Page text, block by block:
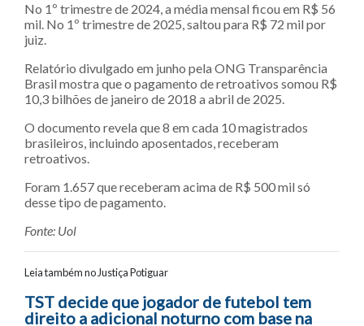
No 1º trimestre de 2024, a média mensal ficou em R$ 56
mil. No 1º trimestre de 2025, saltou para R$ 72 mil por
juiz.
Relatório divulgado em junho pela ONG Transparência
Brasil mostra que o pagamento de retroativos somou R$
10,3 bilhões de janeiro de 2018 a abril de 2025.
O documento revela que 8 em cada 10 magistrados
brasileiros, incluindo aposentados, receberam
retroativos.
Foram 1.657 que receberam acima de R$ 500 mil só
desse tipo de pagamento.
Fonte: Uol
Leia também no Justiça Potiguar
Navegação entre posts
TST decide que jogador de futebol tem
direito a adicional noturno com base na